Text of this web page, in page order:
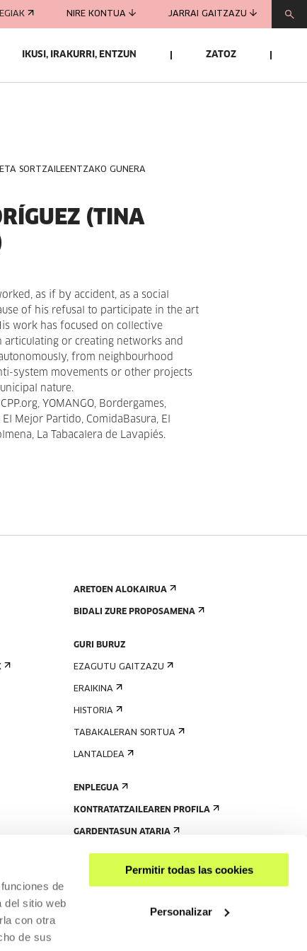
de
del sitio web
con otra
de sus
Permitir todas las cookies
Personalizar
NIRE KONTUA JARRAI GAITZAZU
IKUSI, IRAKURRI, ENTZUN ZATOZ
SORTZAILEENTZAKO GUNERA
(TINA
as if by accident, as a social
of his refusal to participate in the art
work has focused on collective
articulating or creating networks and
from neighbourhood
system movements or other projects
nature.
YOMANGO, Bordergames,
Mejor Partido, ComidaBasura, El
La Tabacalera de Lavapiés.
ARETOEN ALOKAIRUA
BIDALI ZURE PROPOSAMENA
GURI BURUZ
EZAGUTU GAITZAZU
ERAIKINA
HISTORIA
TABAKALERAN SORTUA
LANTALDEA
ENPLEGUA
KONTRATATZAILEAREN PROFILA
GARDENTASUN ATARIA